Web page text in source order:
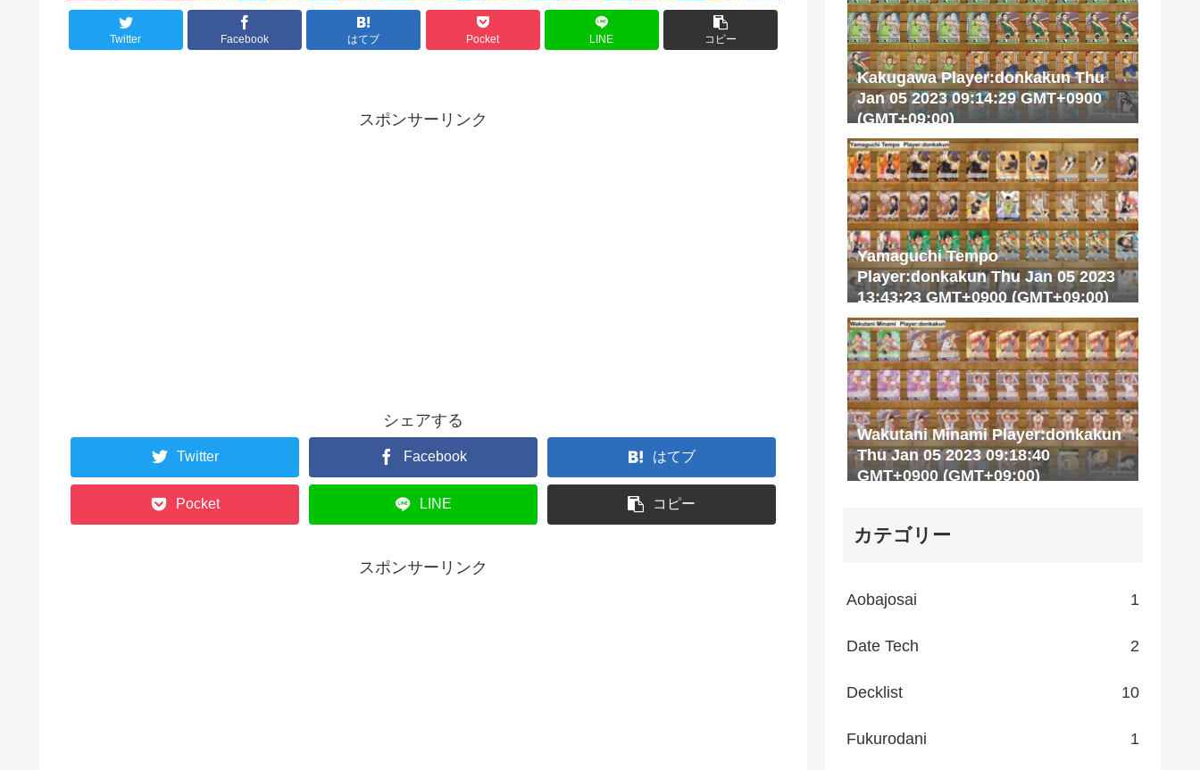
Twitter Facebook はてブ Pocket LINE コピー
スポンサーリンク
シェアする
Twitter Facebook はてブ
Pocket LINE コピー
スポンサーリンク
Kakugawa Player:donkakun Thu
Jan 05 2023 09:14:29 GMT+0900
(GMT+09:00)
Yamaguchi Tempo
Player:donkakun Thu Jan 05 2023
13:43:23 GMT+0900 (GMT+09:00)
Wakutani Minami Player:donkakun
Thu Jan 05 2023 09:18:40
GMT+0900 (GMT+09:00)
カテゴリー
Aobajosai 1
Date Tech 2
Decklist 10
Fukurodani 1